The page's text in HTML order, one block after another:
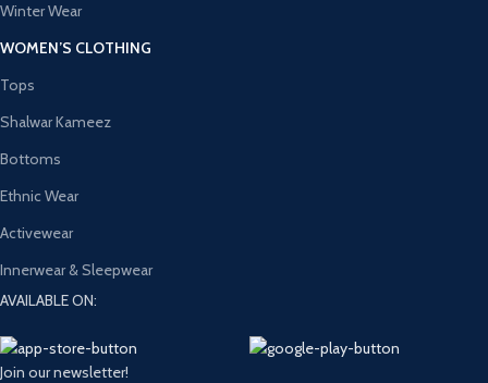
Winter Wear
WOMEN’S CLOTHING
Tops
Shalwar Kameez
Bottoms
Ethnic Wear
Activewear
Innerwear & Sleepwear
AVAILABLE ON:
Join our newsletter!